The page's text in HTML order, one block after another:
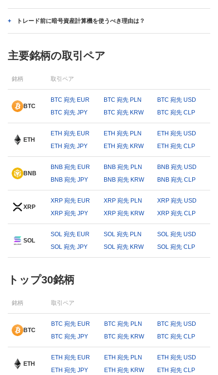
トレード前に暗号資産計算機を使うべき理由は？
主要銘柄の取引ペア
銘柄 取引ペア
BTC
BTC 宛先 EUR BTC 宛先 PLN
BTC 宛先 USD
BTC 宛先 JPY
BTC 宛先 KRW BTC 宛先 CLP
ETH
ETH 宛先 EUR ETH 宛先 PLN
ETH 宛先 USD
ETH 宛先 JPY
ETH 宛先 KRW ETH 宛先 CLP
BNB
BNB 宛先 EUR BNB 宛先 PLN
BNB 宛先 USD
BNB 宛先 JPY
BNB 宛先 KRW BNB 宛先 CLP
XRP
XRP 宛先 EUR XRP 宛先 PLN
XRP 宛先 USD
XRP 宛先 JPY
XRP 宛先 KRW XRP 宛先 CLP
SOL
SOL 宛先 EUR SOL 宛先 PLN
SOL 宛先 USD
SOL 宛先 JPY
SOL 宛先 KRW SOL 宛先 CLP
トップ30銘柄
銘柄 取引ペア
BTC
BTC 宛先 EUR BTC 宛先 PLN
BTC 宛先 USD
BTC 宛先 JPY
BTC 宛先 KRW BTC 宛先 CLP
ETH
ETH 宛先 EUR ETH 宛先 PLN
ETH 宛先 USD
ETH 宛先 JPY
ETH 宛先 KRW ETH 宛先 CLP